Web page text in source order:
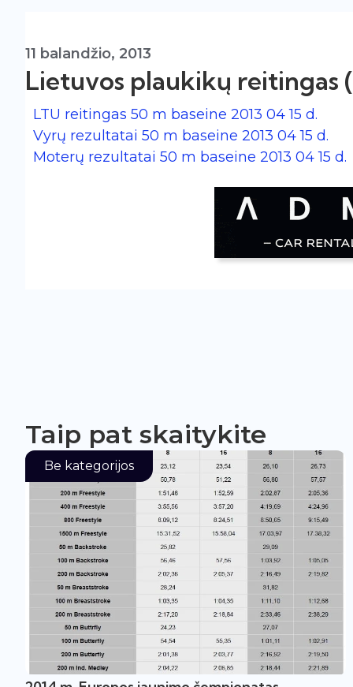
11 balandžio, 2013
Lietuvos plaukikų reitingas
LTU reitingas 50 m baseine 2013 04 15 d.
Vyrų rezultatai 50 m baseine 2013 04 15 d.
Moterų rezultatai 50 m baseine 2013 04 15 d.
Taip pat skaitykite
Be kategorijos